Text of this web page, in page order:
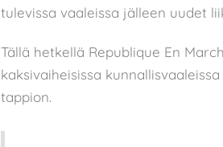
tulevissa vaaleissa jälleen uudet
Tällä hetkellä Republique En
kaksivaiheisissa
tappion.